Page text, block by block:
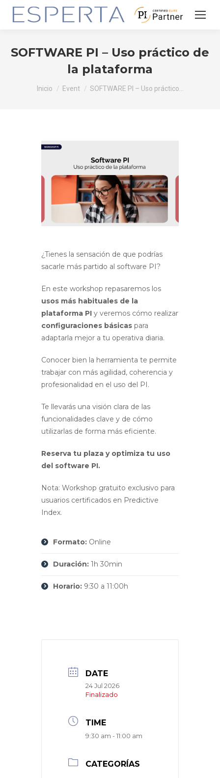
SOFTWARE PI – Uso práctico de
la plataforma
Estás aquí:
Inicio Event SOFTWARE PI – Uso práctico…
¿Tienes la sensación de que podrías
sacarle más partido al software PI?
En este workshop repasaremos los
usos más habituales de la
plataforma PI y veremos cómo realizar
configuraciones básicas para
adaptarla mejor a tu operativa diaria.
Conocer bien la herramienta te permite
trabajar con más agilidad, coherencia y
profesionalidad en el uso del PI.
Te llevarás una visión clara de las
funcionalidades clave y de cómo
utilizarlas de forma más eficiente.
Reserva tu plaza y optimiza tu uso
del software PI.
Nota: Workshop gratuito exclusivo para
usuarios certificados en Predictive
Index.
Formato: Online
Duración: 1h 30min
Horario: 9:30 a 11:00h
DATE
24 Jul 2026
Finalizado
TIME
9:30 am - 11:00 am
CATEGORÍAS